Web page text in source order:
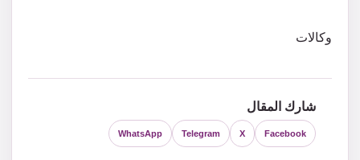
وكالات
شارك المقال
Facebook
X
Telegram
WhatsApp